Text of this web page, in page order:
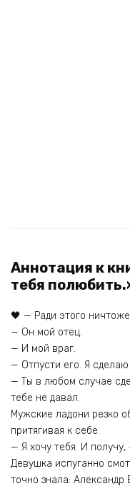
Аннотация к
тебя
🖤 — Ради этого
— Он мой отец.
— И мой враг.
— Отпусти его. Я
— Ты в любом случае
тебе не давал.
Мужские ладони резко
притягивая к себе.
— Я хочу тебя. И
Девушка испуганно
точно знала: